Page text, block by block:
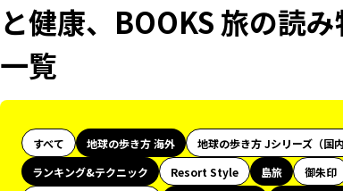
と健康、BOOKS 旅の読
一覧
すべて 地球の歩き方 海外 地球の歩き方 Jシリーズ（国内
ランキング&テクニック
Resort Style 島旅 御朱印